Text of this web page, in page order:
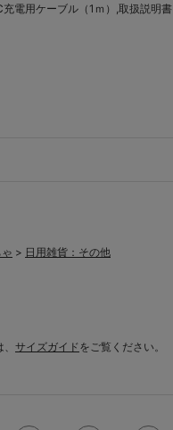
電用ケーブル（1ｍ）,取扱説明書
> 日用雑貨：その他
サイズガイドをご覧ください。